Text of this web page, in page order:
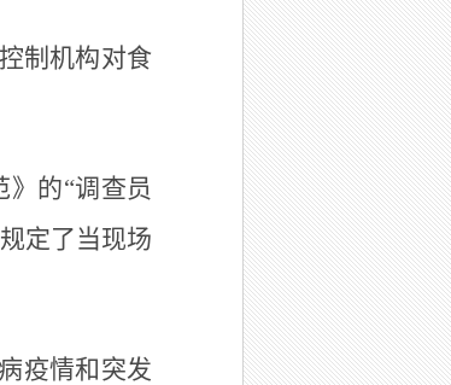
制机构对食
的“调查员
定了当现场
疫情和突发